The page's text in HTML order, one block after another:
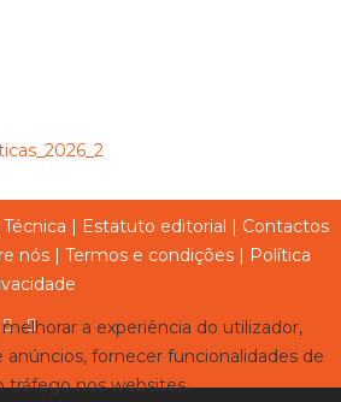
| Estatuto editorial | Contactos
nós | Termos e condições | Política
a experiência do utilizador,
fornecer funcionalidades de
tráfego nos websites.